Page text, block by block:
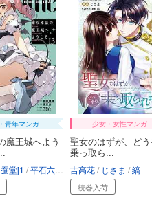
辺樹
青年マンガ
魔王城へよう
蚕堂j1 平石六 ユウヒ
少女・女性マンガ
聖女のはずが、ど
乗っ取ら...
吉高花 じさま 縞
続巻入荷